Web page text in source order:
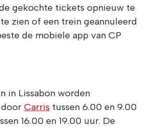
gekochte tickets opnieuw te
zien of een trein geannuleerd
de mobiele app van CP
in Lissabon worden
Carris tussen 6.00 en 9.00
16.00 en 19.00 uur. De